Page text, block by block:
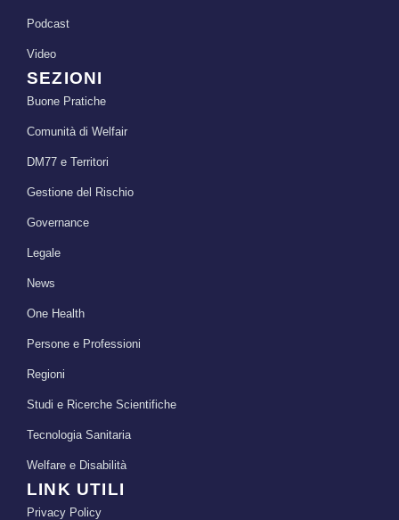
Podcast
Video
SEZIONI
Buone Pratiche
Comunità di Welfair
DM77 e Territori
Gestione del Rischio
Governance
Legale
News
One Health
Persone e Professioni
Regioni
Studi e Ricerche Scientifiche
Tecnologia Sanitaria
Welfare e Disabilità
LINK UTILI
Privacy Policy